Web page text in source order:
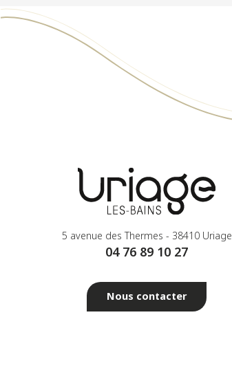
5 avenue des Thermes - 38410 Uriage
04 76 89 10 27
Nous contacter